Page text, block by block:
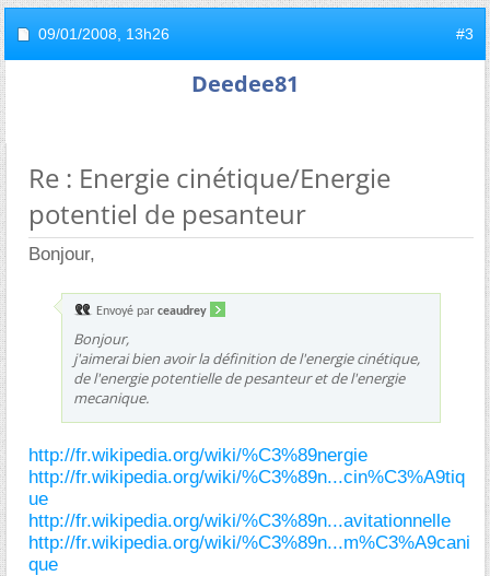
09/01/2008, 13h26 #3
Deedee81
Re : Energie cinétique/Energie
potentiel de pesanteur
Bonjour,
Envoyé par ceaudrey
Bonjour,
j'aimerai bien avoir la définition de l'energie cinétique,
de l'energie potentielle de pesanteur et de l'energie
mecanique.
http://fr.wikipedia.org/wiki/%C3%89nergie
http://fr.wikipedia.org/wiki/%C3%89n...cin%C3%A9tiq
ue
http://fr.wikipedia.org/wiki/%C3%89n...avitationnelle
http://fr.wikipedia.org/wiki/%C3%89n...m%C3%A9cani
que